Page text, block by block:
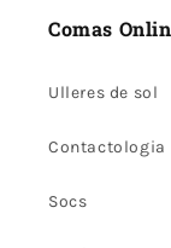
Comas
Ulleres de sol
Contactologia
Socs